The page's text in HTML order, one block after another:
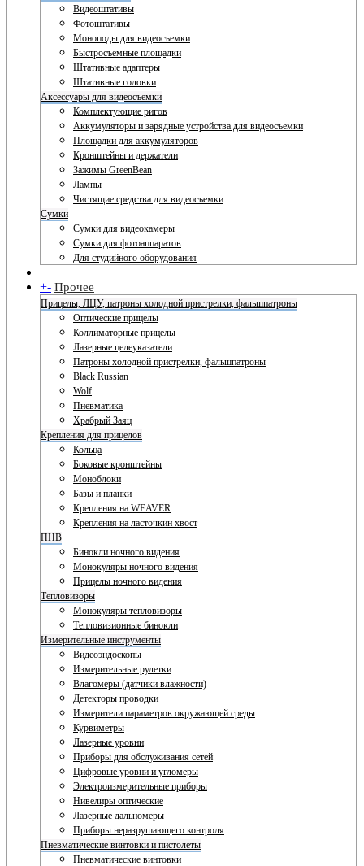
Видеоштативы
Фотоштативы
Моноподы для видеосъемки
Быстросъемные площадки
Штативные адаптеры
Штативные головки
Аксессуары для видеосъемки
Комплектующие ригов
Аккумуляторы и зарядные устройства для видеосъемки
Площадки для аккумуляторов
Кронштейны и держатели
Зажимы GreenBean
Лампы
Чистящие средства для видеосъемки
Сумки
Сумки для видеокамеры
Сумки для фотоаппаратов
Для студийного оборудования
+- Прочее
Прицелы, ЛЦУ, патроны холодной пристрелки, фальшпатроны
Оптические прицелы
Коллиматорные прицелы
Лазерные целеуказатели
Патроны холодной пристрелки, фальшпатроны
Black Russian
Wolf
Пневматика
Храбрый Заяц
Крепления для прицелов
Кольца
Боковые кронштейны
Моноблоки
Базы и планки
Крепления на WEAVER
Крепления на ласточкин хвост
ПНВ
Бинокли ночного видения
Монокуляры ночного видения
Прицелы ночного видения
Тепловизоры
Монокуляры тепловизоры
Тепловизионные бинокли
Измерительные инструменты
Видеоэндоскопы
Измерительные рулетки
Влагомеры (датчики влажности)
Детекторы проводки
Измерители параметров окружающей среды
Курвиметры
Лазерные уровни
Приборы для обслуживания сетей
Цифровые уровни и угломеры
Электроизмерительные приборы
Нивелиры оптические
Лазерные дальномеры
Приборы неразрушающего контроля
Пневматические винтовки и пистолеты
Пневматические винтовки